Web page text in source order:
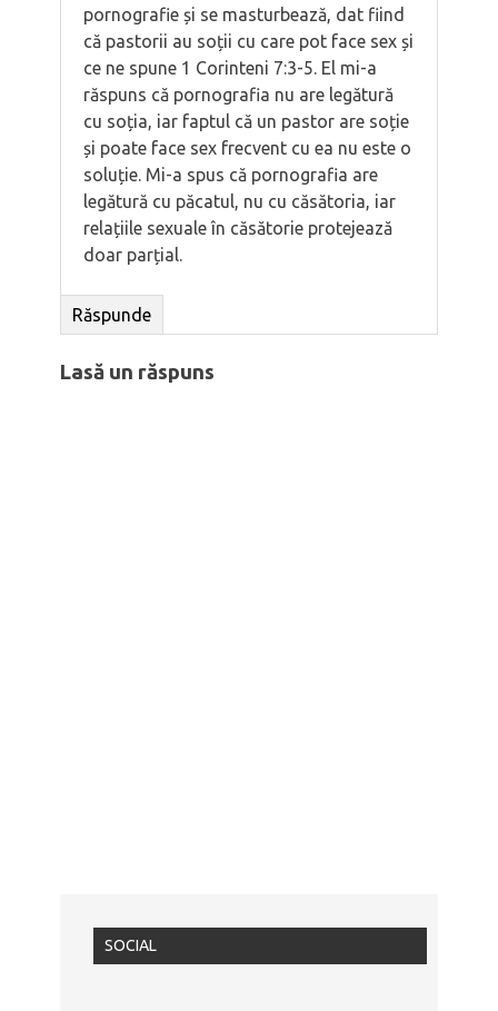
pornografie și se masturbează, dat fiind
că pastorii au soții cu care pot face sex și
ce ne spune 1 Corinteni 7:3-5. El mi-a
răspuns că pornografia nu are legătură
cu soția, iar faptul că un pastor are soție
și poate face sex frecvent cu ea nu este o
soluție. Mi-a spus că pornografia are
legătură cu păcatul, nu cu căsătoria, iar
relațiile sexuale în căsătorie protejează
doar parțial.
Răspunde
Lasă un răspuns
SOCIAL